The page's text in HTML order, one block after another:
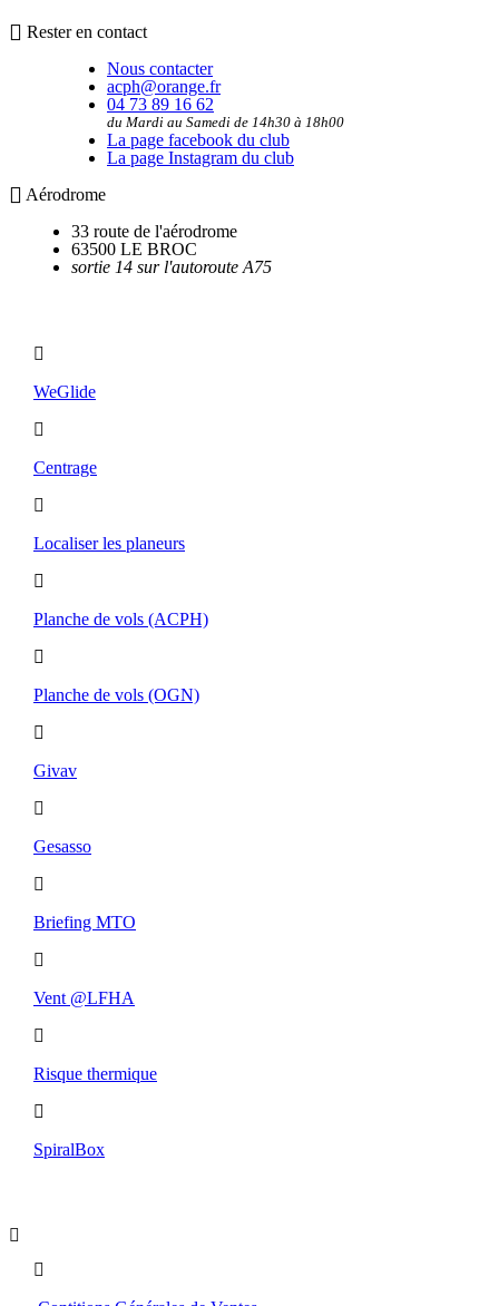
Rester en contact
Nous contacter
acph@orange.fr
04 73 89 16 62
du Mardi au Samedi de 14h30 à 18h00
La page facebook du club
La page Instagram du club
Aérodrome
33 route de l'aérodrome
63500 LE BROC
sortie 14 sur l'autoroute A75
WeGlide
Centrage
Localiser les planeurs
Planche de vols (ACPH)
Planche de vols (OGN)
Givav
Gesasso
Briefing MTO
Vent @LFHA
Risque thermique
SpiralBox